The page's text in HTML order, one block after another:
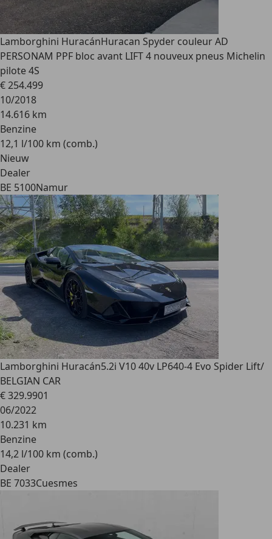
Lamborghini HuracánHuracan Spyder couleur AD
PERSONAM PPF bloc avant LIFT 4 nouveux pneus Michelin
pilote 4S
€ 254.499
10/2018
14.616 km
Benzine
12,1 l/100 km (comb.)
Nieuw
Dealer
BE 5100Namur
Lamborghini Huracán5.2i V10 40v LP640-4 Evo Spider Lift/
BELGIAN CAR
€ 329.9901
06/2022
10.231 km
Benzine
14,2 l/100 km (comb.)
Dealer
BE 7033Cuesmes